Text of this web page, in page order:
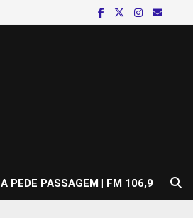
PEDE PASSAGEM | FM 106,9